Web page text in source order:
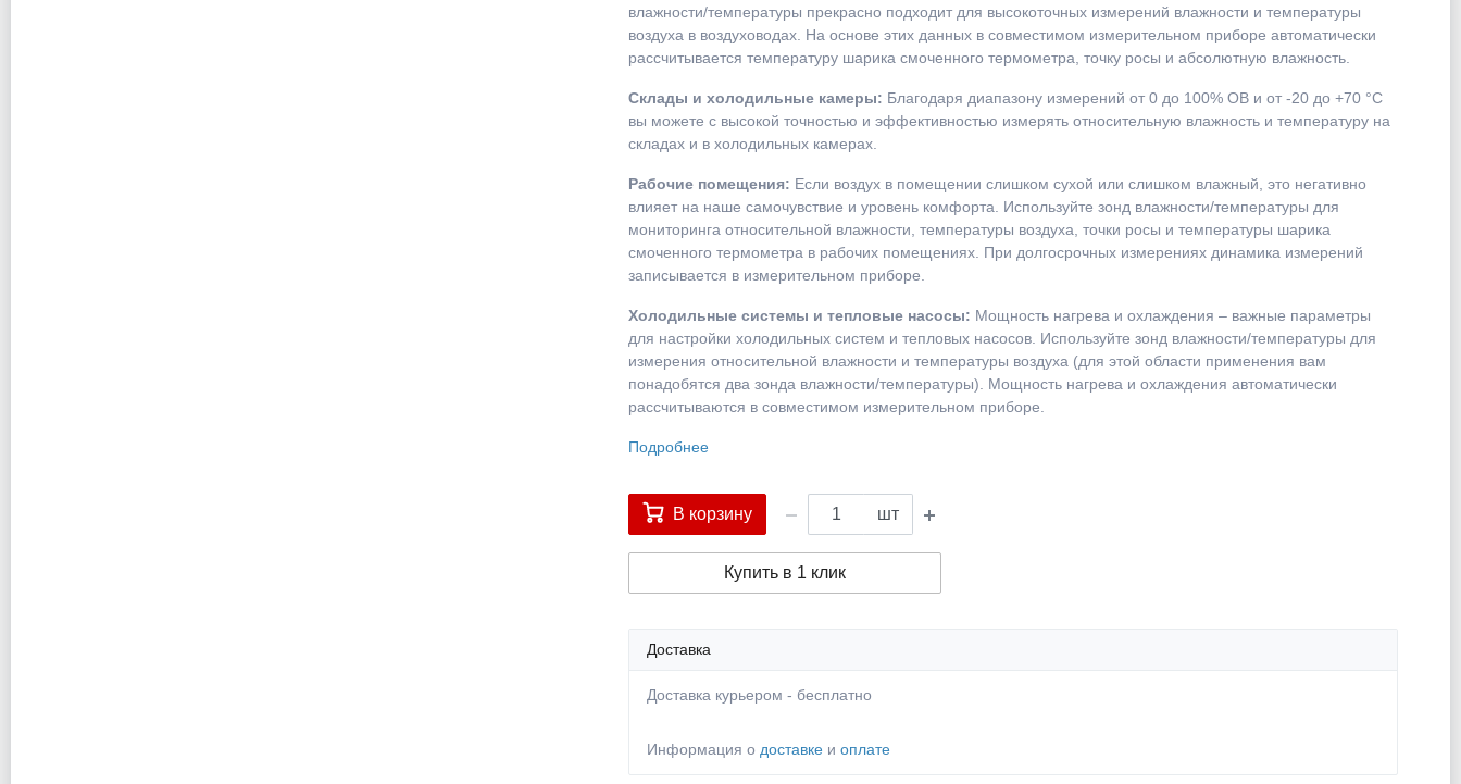
влажности/температуры прекрасно подходит для высокоточных измерений влажности и температуры
воздуха в воздуховодах. На основе этих данных в совместимом измерительном приборе автоматически
рассчитывается температуру шарика смоченного термометра, точку росы и абсолютную влажность.
Склады и холодильные камеры: Благодаря диапазону измерений от 0 до 100% ОВ и от -20 до +70 °C
вы можете с высокой точностью и эффективностью измерять относительную влажность и температуру на
складах и в холодильных камерах.
Рабочие помещения: Если воздух в помещении слишком сухой или слишком влажный, это негативно
влияет на наше самочувствие и уровень комфорта. Используйте зонд влажности/температуры для
мониторинга относительной влажности, температуры воздуха, точки росы и температуры шарика
смоченного термометра в рабочих помещениях. При долгосрочных измерениях динамика измерений
записывается в измерительном приборе.
Холодильные системы и тепловые насосы: Мощность нагрева и охлаждения – важные параметры
для настройки холодильных систем и тепловых насосов. Используйте зонд влажности/температуры для
измерения относительной влажности и температуры воздуха (для этой области применения вам
понадобятся два зонда влажности/температуры). Мощность нагрева и охлаждения автоматически
рассчитываются в совместимом измерительном приборе.
Подробнее
В корзину шт
Купить в 1 клик
Доставка
Доставка курьером - бесплатно
Информация о доставке и оплате